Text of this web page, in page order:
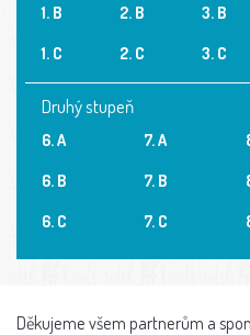
1. B
1. C
2. B
2. C
3. B
3. C
Druhý stupeň
6. A
6. B
6. C
7. A
7. B
7. C
Děkujeme všem partnerům a